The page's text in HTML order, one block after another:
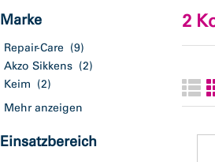
Marke
Repair-Care (9)
Akzo Sikkens (2)
Keim (2)
Mehr anzeigen
Einsatzbereich
2